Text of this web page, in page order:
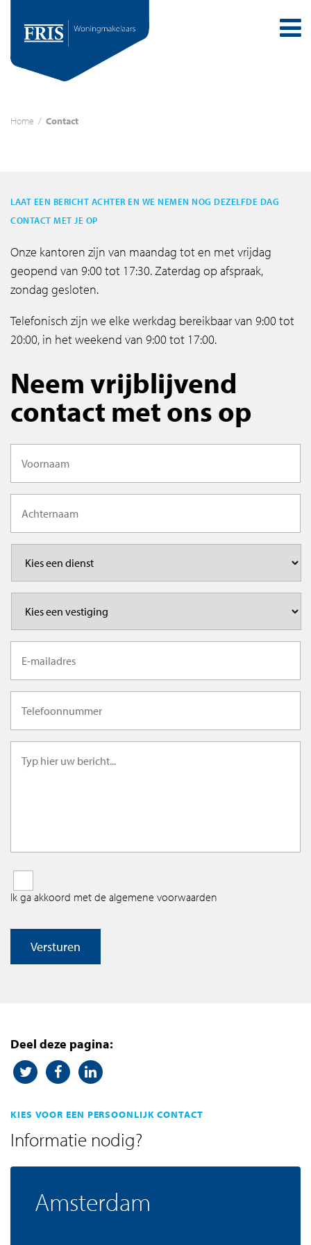
Home / Contact
LAAT EEN BERICHT ACHTER EN WE NEMEN NOG DEZELFDE DAG
CONTACT MET JE OP
Onze kantoren zijn van maandag tot en met vrijdag
geopend van 9:00 tot 17:30. Zaterdag op afspraak,
zondag gesloten.
Telefonisch zijn we elke werkdag bereikbaar van 9:00 tot
20:00, in het weekend van 9:00 tot 17:00.
Neem vrijblijvend
contact met ons op
Ik ga akkoord met de algemene voorwaarden
Versturen
Deel deze pagina:
KIES VOOR EEN PERSOONLIJK CONTACT
Informatie nodig?
Amsterdam